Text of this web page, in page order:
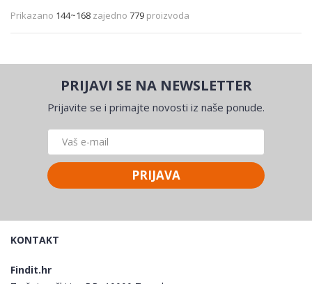
Prikazano 144~168 zajedno 779 proizvoda
PRIJAVI SE NA NEWSLETTER
Prijavite se i primajte novosti iz naše ponude.
PRIJAVA
KONTAKT
Findit.hr